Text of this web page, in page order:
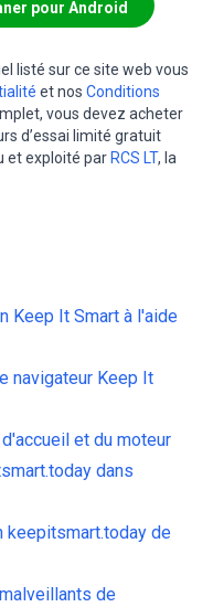
pour Android
listé sur ce site web vous
et nos Conditions
vous devez acheter
d’essai limité gratuit
et exploité par RCS LT, la
Keep It Smart à l'aide
navigateur Keep It
et du moteur
dans
keepitsmart.today de
de